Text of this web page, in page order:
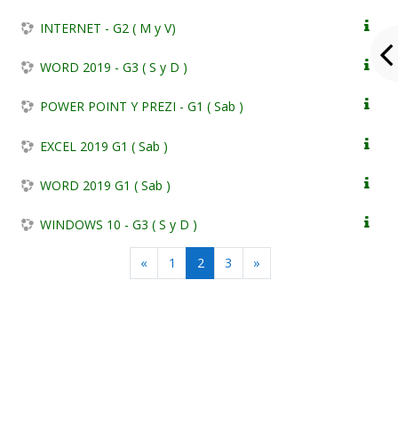
INTERNET - G2 ( M y V)
WORD 2019 - G3 ( S y D )
POWER POINT Y PREZI - G1 ( Sab )
EXCEL 2019 G1 ( Sab )
WORD 2019 G1 ( Sab )
WINDOWS 10 - G3 ( S y D )
«Anterior
1 2(actual)
3 »